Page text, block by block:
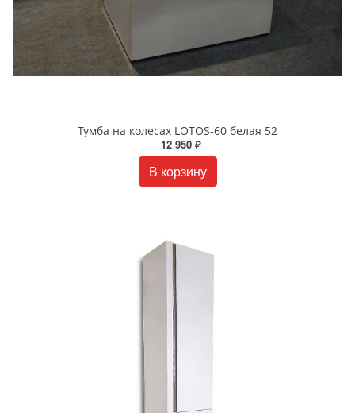
Тумба на колесах LOTOS-60 белая 52
12 950 ₽
В корзину